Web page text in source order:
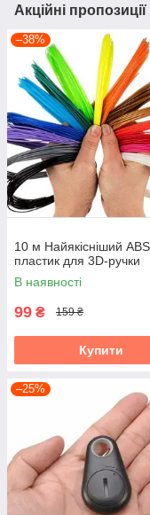
Акційні
–38%
10 м Найякісніший ABS
пластик для 3D-ручки
В наявності
99 ₴ 159 ₴
Купити
–25%